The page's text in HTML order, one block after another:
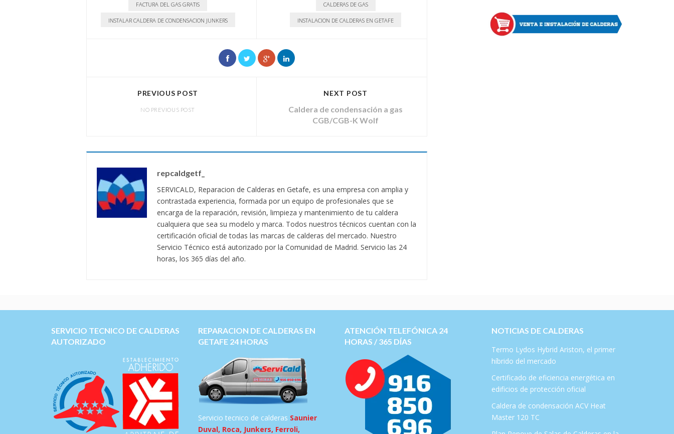
FACTURA DEL GAS GRATIS
INSTALAR CALDERA DE CONDENSACION JUNKERS
CALDERAS DE GAS
INSTALACION DE CALDERAS EN GETAFE
PREVIOUS POST
NO PREVIOUS POST
NEXT POST
Caldera de condensación a gas
CGB/CGB-K Wolf
repcaldgetf_
SERVICALD, Reparacion de Calderas en Getafe, es una empresa con amplia y
contrastada experiencia, formada por un equipo de profesionales que se
encarga de la reparación, revisión, limpieza y mantenimiento de tu caldera
cualquiera que sea su modelo y marca. Todos nuestros técnicos cuentan con la
certificación oficial de todas las marcas de calderas del mercado. Nuestro
Servicio Técnico está autorizado por la Comunidad de Madrid. Servicio las 24
horas, los 365 días del año.
SERVICIO TECNICO DE CALDERAS
AUTORIZADO
REPARACION DE CALDERAS EN
GETAFE 24 HORAS
Servicio tecnico de calderas Saunier
Duval, Roca, Junkers, Ferroli,
ATENCIÓN TELEFÓNICA 24
HORAS / 365 DÍAS
NOTICIAS DE CALDERAS
Termo Lydos Hybrid Ariston, el primer
híbrido del mercado
Certificado de eficiencia energética en
edificios de protección oficial
Caldera de condensación ACV Heat
Master 120 TC